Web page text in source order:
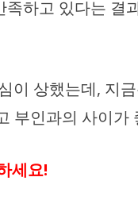
하고 있다는 결
이 상했는데, 지
부인과의 사이가
세요!